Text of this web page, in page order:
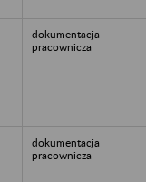
dokumentacja
pracownicza
dokumentacja
pracownicza